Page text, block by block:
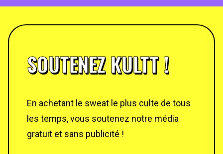
SOUTENEZ KULTT !
En achetant le sweat le plus culte de tous
les temps, vous soutenez notre média
gratuit et sans publicité !